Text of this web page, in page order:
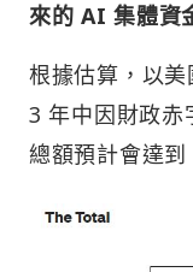
來的 AI 集體資
根據估算，以
3 年中因財政赤
總額預計會達到